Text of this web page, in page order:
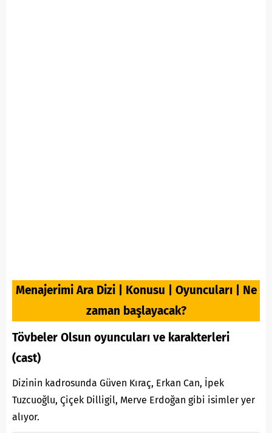
Menajerimi Ara Dizi | Konusu | Oyuncuları | Ne
zaman başlayacak?
Tövbeler Olsun oyuncuları ve karakterleri
(cast)
Dizinin kadrosunda Güven Kıraç, Erkan Can, İpek
Tuzcuoğlu, Çiçek Dilligil, Merve Erdoğan gibi isimler yer
alıyor.